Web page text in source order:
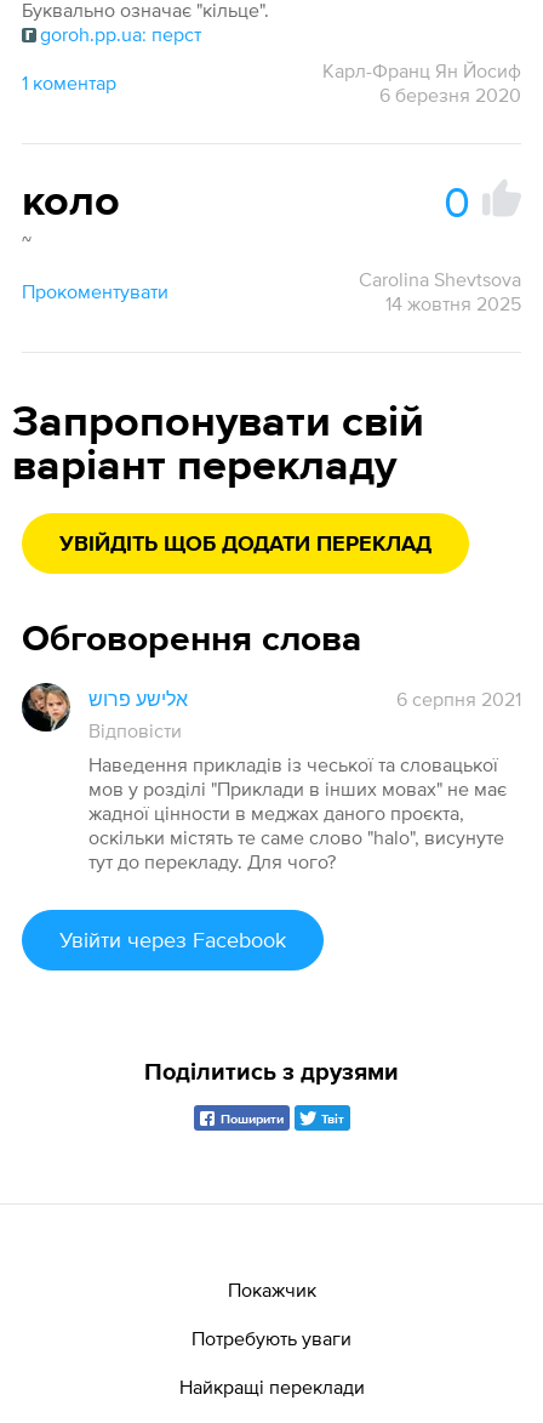
Буквально означає "кільце".
goroh.pp.ua: перст
1 коментар
Карл-Франц Ян Йосиф
6 березня 2020
коло 0
~
Прокоментувати
Carolina Shevtsova
14 жовтня 2025
Запропонувати свій
варіант перекладу
УВІЙДІТЬ ЩОБ ДОДАТИ ПЕРЕКЛАД
Обговорення слова
אלישע פרוש
6 серпня 2021
Відповісти
Наведення прикладів із чеської та словацької
мов у розділі "Приклади в інших мовах" не має
жадної цінности в меджах даного проєкта,
оскільки містять те саме слово "halo", висунуте
тут до перекладу. Для чого?
Увійти через Facebook
Поділитись з друзями
Поширити Твіт
Покажчик
Потребують уваги
Найкращі переклади